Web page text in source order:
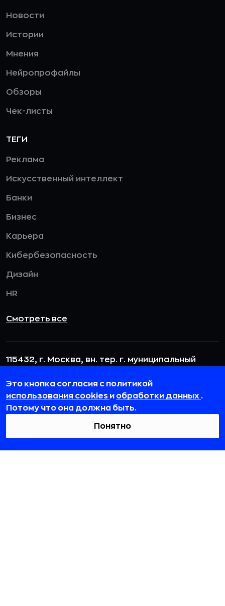
Новости
Истории
Мнения
Нейропрофайлы
Обзоры
Чек-листы
ТЕГИ
Реклама
Искусственный интеллект
Банки
Бизнес
Карьера
Кибербезопасность
Дизайн
HR
Смотреть все
115432, г. Москва, вн. тер. г. муниципальный
Это кнопка согласия с политикой
использования cookies и обработки данных .
Потому что она должна быть.
Понятно